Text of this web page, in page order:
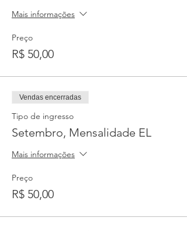
Mais informações
Preço
R$ 50,00
Vendas encerradas
Tipo de ingresso
Setembro, Mensalidade EL
Mais informações
Preço
R$ 50,00